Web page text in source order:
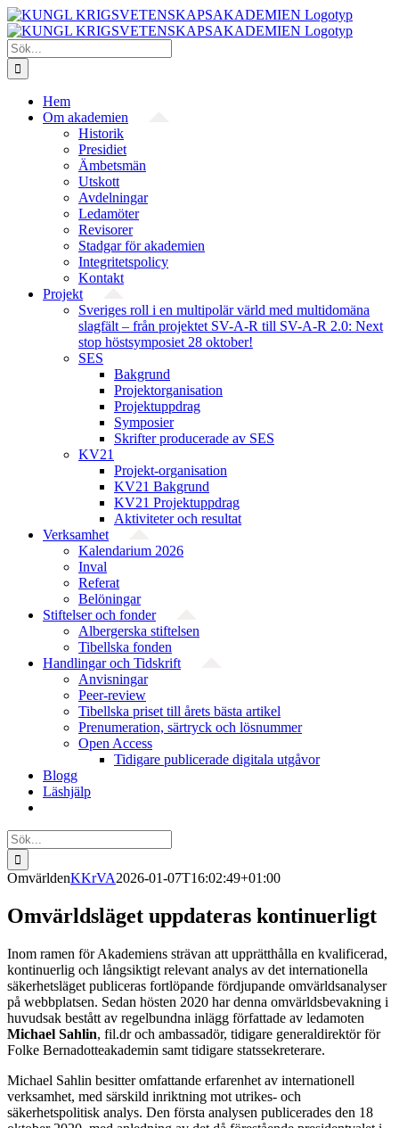
Fortsätt
till
innehållet
Sök
efter:
Hem
Om akademien
Historik
Presidiet
Ämbetsmän
Utskott
Avdelningar
Ledamöter
Revisorer
Stadgar för akademien
Integritetspolicy
Kontakt
Projekt
Sveriges roll i en multipolär värld med multidomäna
slagfält – från projektet SV-A-R till SV-A-R 2.0: Next
stop höstsymposiet 28 oktober!
SES
Bakgrund
Projekt­organisation
Projektuppdrag
Symposier
Skrifter producerade av SES
KV21
Projekt-organisation
KV21 Bakgrund
KV21 Projektuppdrag
Aktiviteter och resultat
Verksamhet
Kalendarium 2026
Inval
Referat
Belöningar
Stiftelser och fonder
Albergerska stiftelsen
Tibellska fonden
Handlingar och Tidskrift
Anvisningar
Peer-review
Tibellska priset till årets bästa artikel
Prenumeration, särtryck och lösnummer
Open Access
Tidigare publicerade digitala utgåvor
Blogg
Läshjälp
Sök
efter:
OmvärldenKKrVA2026-01-07T16:02:49+01:00
Omvärldsläget upp­date­ras kontinuer­ligt
Inom ramen för Akademiens strävan att upprätthålla en kvalificerad,
kontinuerlig och långsiktigt relevant analys av det internationella
säkerhetsläget publiceras fortlöpande fördjupande omvärldsanalyser
på webbplatsen. Sedan hösten 2020 har denna omvärldsbevakning i
huvudsak bestått av regelbundna inlägg författade av ledamoten
Michael Sahlin, fil.dr och ambassadör, tidigare generaldirektör för
Folke Bernadotteakademin samt tidigare statssekreterare.
Michael Sahlin besitter omfattande erfarenhet av internationell
verksamhet, med särskild inriktning mot utrikes- och
säkerhetspolitisk analys. Den första analysen publicerades den 18